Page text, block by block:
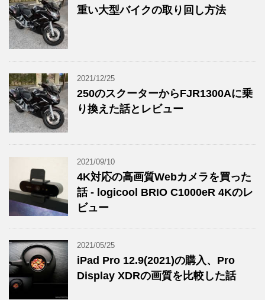
重い大型バイクの取り回し方法
2021/12/25
250のスクーターからFJR1300Aに乗
り換えた話とレビュー
2021/09/10
4K対応の高画質Webカメラを買った
話 - logicool BRIO C1000eR 4Kのレ
ビュー
2021/05/25
iPad Pro 12.9(2021)の購入、Pro
Display XDRの画質を比較した話